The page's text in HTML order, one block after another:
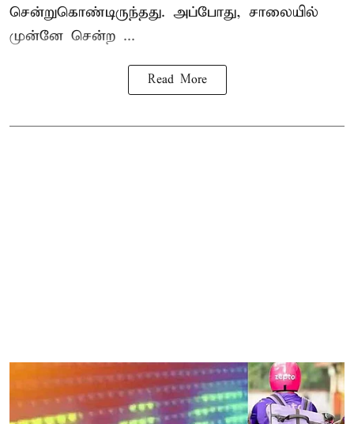
சென்றுகொண்டிருந்தது. அப்போது, சாலையில்
முன்னே சென்ற ...
Read More